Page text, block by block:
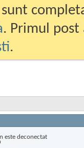
. Primul
.